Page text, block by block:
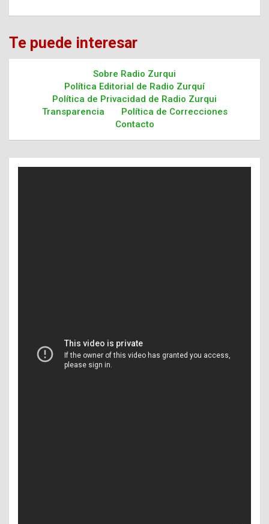
Te puede interesar
Sobre Radio Zurqui
Política Editorial de Radio Zurquí
Política de Privacidad de Radio Zurqui
Transparencia
Política de Correcciones
Contacto